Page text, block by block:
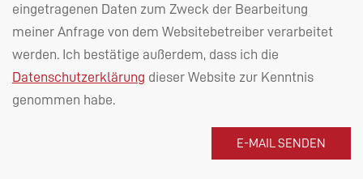
eingetragenen Daten zum Zweck der Bearbeitung
meiner Anfrage von dem Websitebetreiber verarbeitet
werden. Ich bestätige außerdem, dass ich die
Datenschutzerklärung dieser Website zur Kenntnis
genommen habe.